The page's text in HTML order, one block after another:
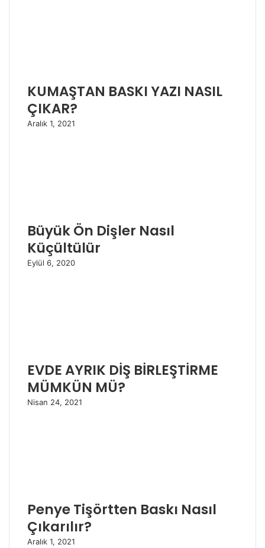
KUMAŞTAN BASKI YAZI NASIL
ÇIKAR?
Aralık 1, 2021
Büyük Ön Dişler Nasıl
Küçültülür
Eylül 6, 2020
EVDE AYRIK DİŞ BİRLEŞTİRME
MÜMKÜN MÜ?
Nisan 24, 2021
Penye Tişörtten Baskı Nasıl
Çıkarılır?
Aralık 1, 2021